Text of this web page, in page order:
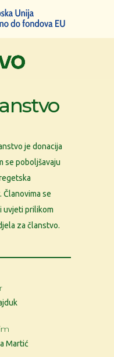
je donacija
se poboljšavaju
se
uvjeti prilikom
za članstvo.
Martić